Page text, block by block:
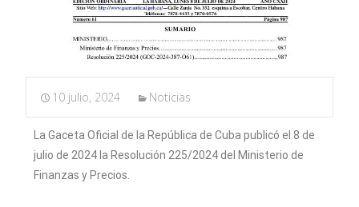
10 julio, 2024 Noticias
La Gaceta Oficial de la República de Cuba publicó el 8 de
julio de 2024 la Resolución 225/2024 del Ministerio de
Finanzas y Precios.